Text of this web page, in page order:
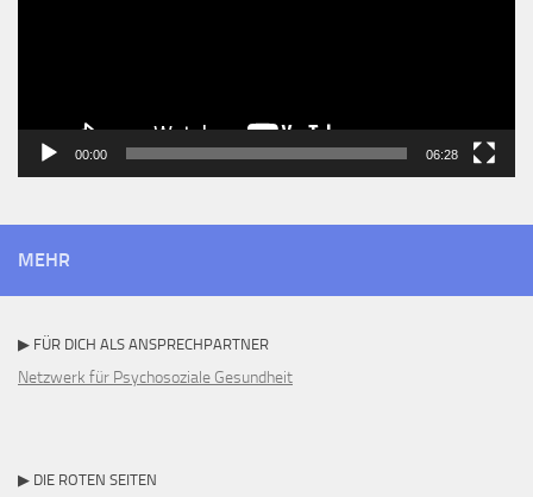
00:00 06:28
MEHR
▶ FÜR DICH ALS ANSPRECHPARTNER
Netzwerk für Psychosoziale Gesundheit
▶ DIE ROTEN SEITEN